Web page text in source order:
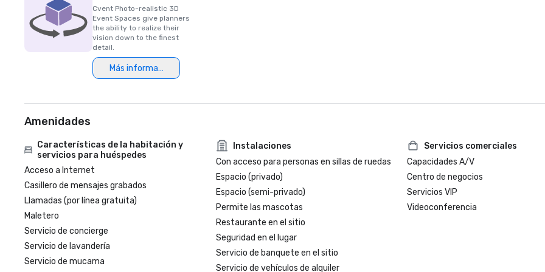
Cvent Photo-realistic 3D
Event Spaces give planners
the ability to realize their
vision down to the finest
detail.
Más información
Amenidades
Características de la habitación y
servicios para huéspedes
Acceso a Internet
Casillero de mensajes grabados
Llamadas (por línea gratuita)
Maletero
Servicio de concierge
Servicio de lavandería
Servicio de mucama
Instalaciones
Con acceso para personas en sillas de ruedas
Espacio (privado)
Espacio (semi-privado)
Permite las mascotas
Restaurante en el sitio
Seguridad en el lugar
Servicio de banquete en el sitio
Servicio de vehículos de alquiler
Servicios comerciales
Capacidades A/V
Centro de negocios
Servicios VIP
Videoconferencia